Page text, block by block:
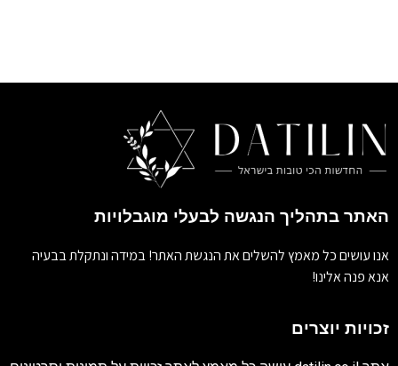
האתר בתהליך הנגשה לבעלי מוגבלויות
אנו עושים כל מאמץ להשלים את הנגשת האתר! במידה ונתקלת בבעיה
אנא פנה אלינו!
זכויות יוצרים